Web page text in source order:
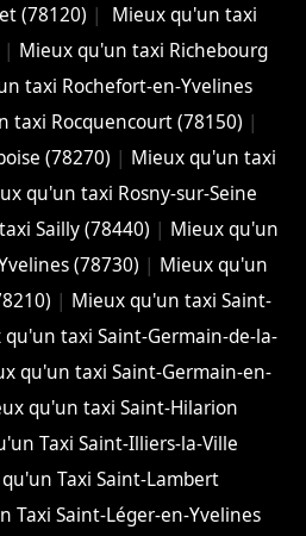
(78120) |
Mieux qu'un taxi
| Mieux qu'un taxi Richebourg
taxi Rochefort-en-Yvelines
taxi Rocquencourt (78150) |
(78270) | Mieux qu'un taxi
qu'un taxi Rosny-sur-Seine
Sailly (78440) | Mieux qu'un
(78730) | Mieux qu'un
| Mieux qu'un taxi Saint-
qu'un taxi Saint-Germain-de-la-
qu'un taxi Saint-Germain-en-
qu'un taxi Saint-Hilarion
Taxi Saint-Illiers-la-Ville
Taxi Saint-Lambert
Taxi Saint-Léger-en-Yvelines